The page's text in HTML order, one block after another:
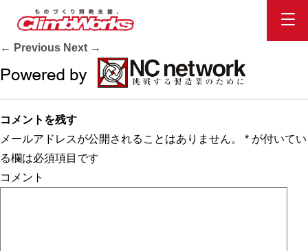
powered
Published2020.10.16at358 × 44
← Previous Next →
コメントを残す
メールアドレスが公開されることはありません。
* が付いてい
る欄は必須項目です
コメント